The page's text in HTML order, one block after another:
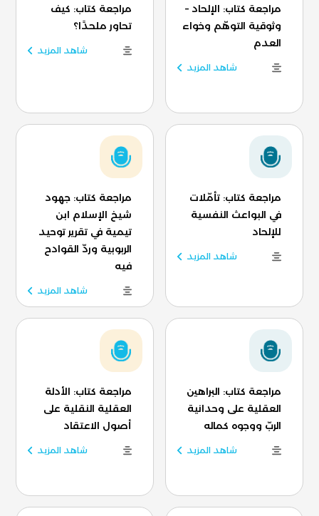
مراجعة كتاب: الإلحاد –
وثوقية التوهّم وخواء
العدم
شاهد المزيد
مراجعة كتاب: كيف
تحاور ملحدًا؟
شاهد المزيد
مراجعة كتاب: تأمّلات
في البواعث النفسية
للإلحاد
شاهد المزيد
مراجعة كتاب: جهود
شيخ الإسلام ابن
تيمية في تقرير توحيد
الربوبية وردّ القوادح
فيه
شاهد المزيد
مراجعة كتاب: البراهين
العقلية على وحدانية
الربّ ووجوه كماله
شاهد المزيد
مراجعة كتاب: الأدلة
العقلية النقلية على
أصول الاعتقاد
شاهد المزيد